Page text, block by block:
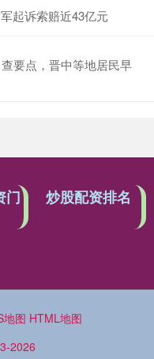
起诉索赔近43亿元
要点，晋中等地居民早
门
炒股配资排名
地图 HTML地图
2026